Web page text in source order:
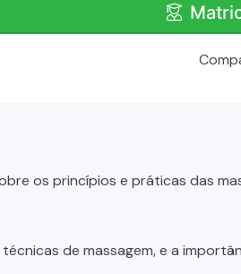
os princípios e práticas das
de massagem, e a